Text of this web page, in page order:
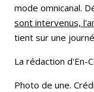
mode omnicanal.
sont intervenus,
tient sur une
La rédaction d'En-
Photo de une.